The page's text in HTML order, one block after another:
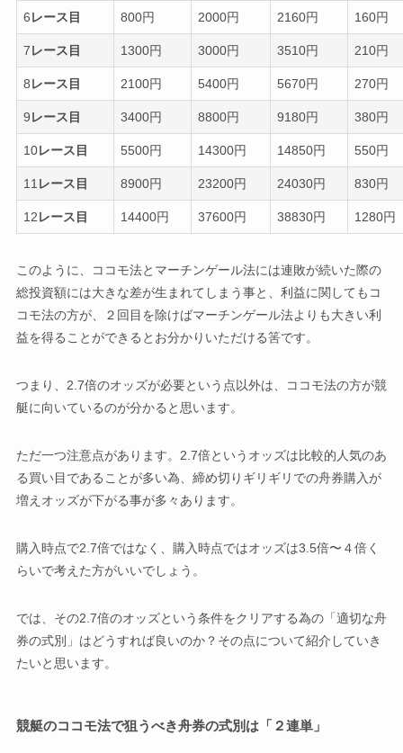
6レース目 800円 2000円 2160円 160円
7レース目 1300円 3000円 3510円 210円
8レース目 2100円 5400円 5670円 270円
9レース目 3400円 8800円 9180円 380円
10レース目 5500円 14300円 14850円 550円
11レース目 8900円 23200円 24030円 830円
12レース目 14400円 37600円 38830円 1280円
このように、ココモ法とマーチンゲール法には連敗が続いた際の
総投資額には大きな差が生まれてしまう事と、利益に関してもコ
コモ法の方が、２回目を除けばマーチンゲール法よりも大きい利
益を得ることができるとお分かりいただける筈です。
つまり、2.7倍のオッズが必要という点以外は、ココモ法の方が競
艇に向いているのが分かると思います。
ただ一つ注意点があります。2.7倍というオッズは比較的人気のあ
る買い目であることが多い為、締め切りギリギリでの舟券購入が
増えオッズが下がる事が多々あります。
購入時点で2.7倍ではなく、購入時点ではオッズは3.5倍〜４倍く
らいで考えた方がいいでしょう。
では、その2.7倍のオッズという条件をクリアする為の「適切な舟
券の式別」はどうすれば良いのか？その点について紹介していき
たいと思います。
競艇のココモ法で狙うべき舟券の式別は「２連単」